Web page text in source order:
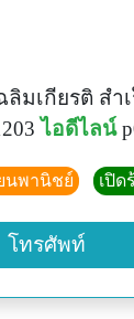
ลิมเกียรติ สำ
ไอดีไลน์
นพานิชย์ เปิด
โทรศัพท์